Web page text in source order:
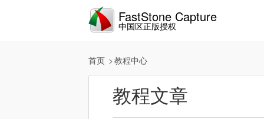
FastStone Capture
中国区正版授权
首页 教程中心
教程文章